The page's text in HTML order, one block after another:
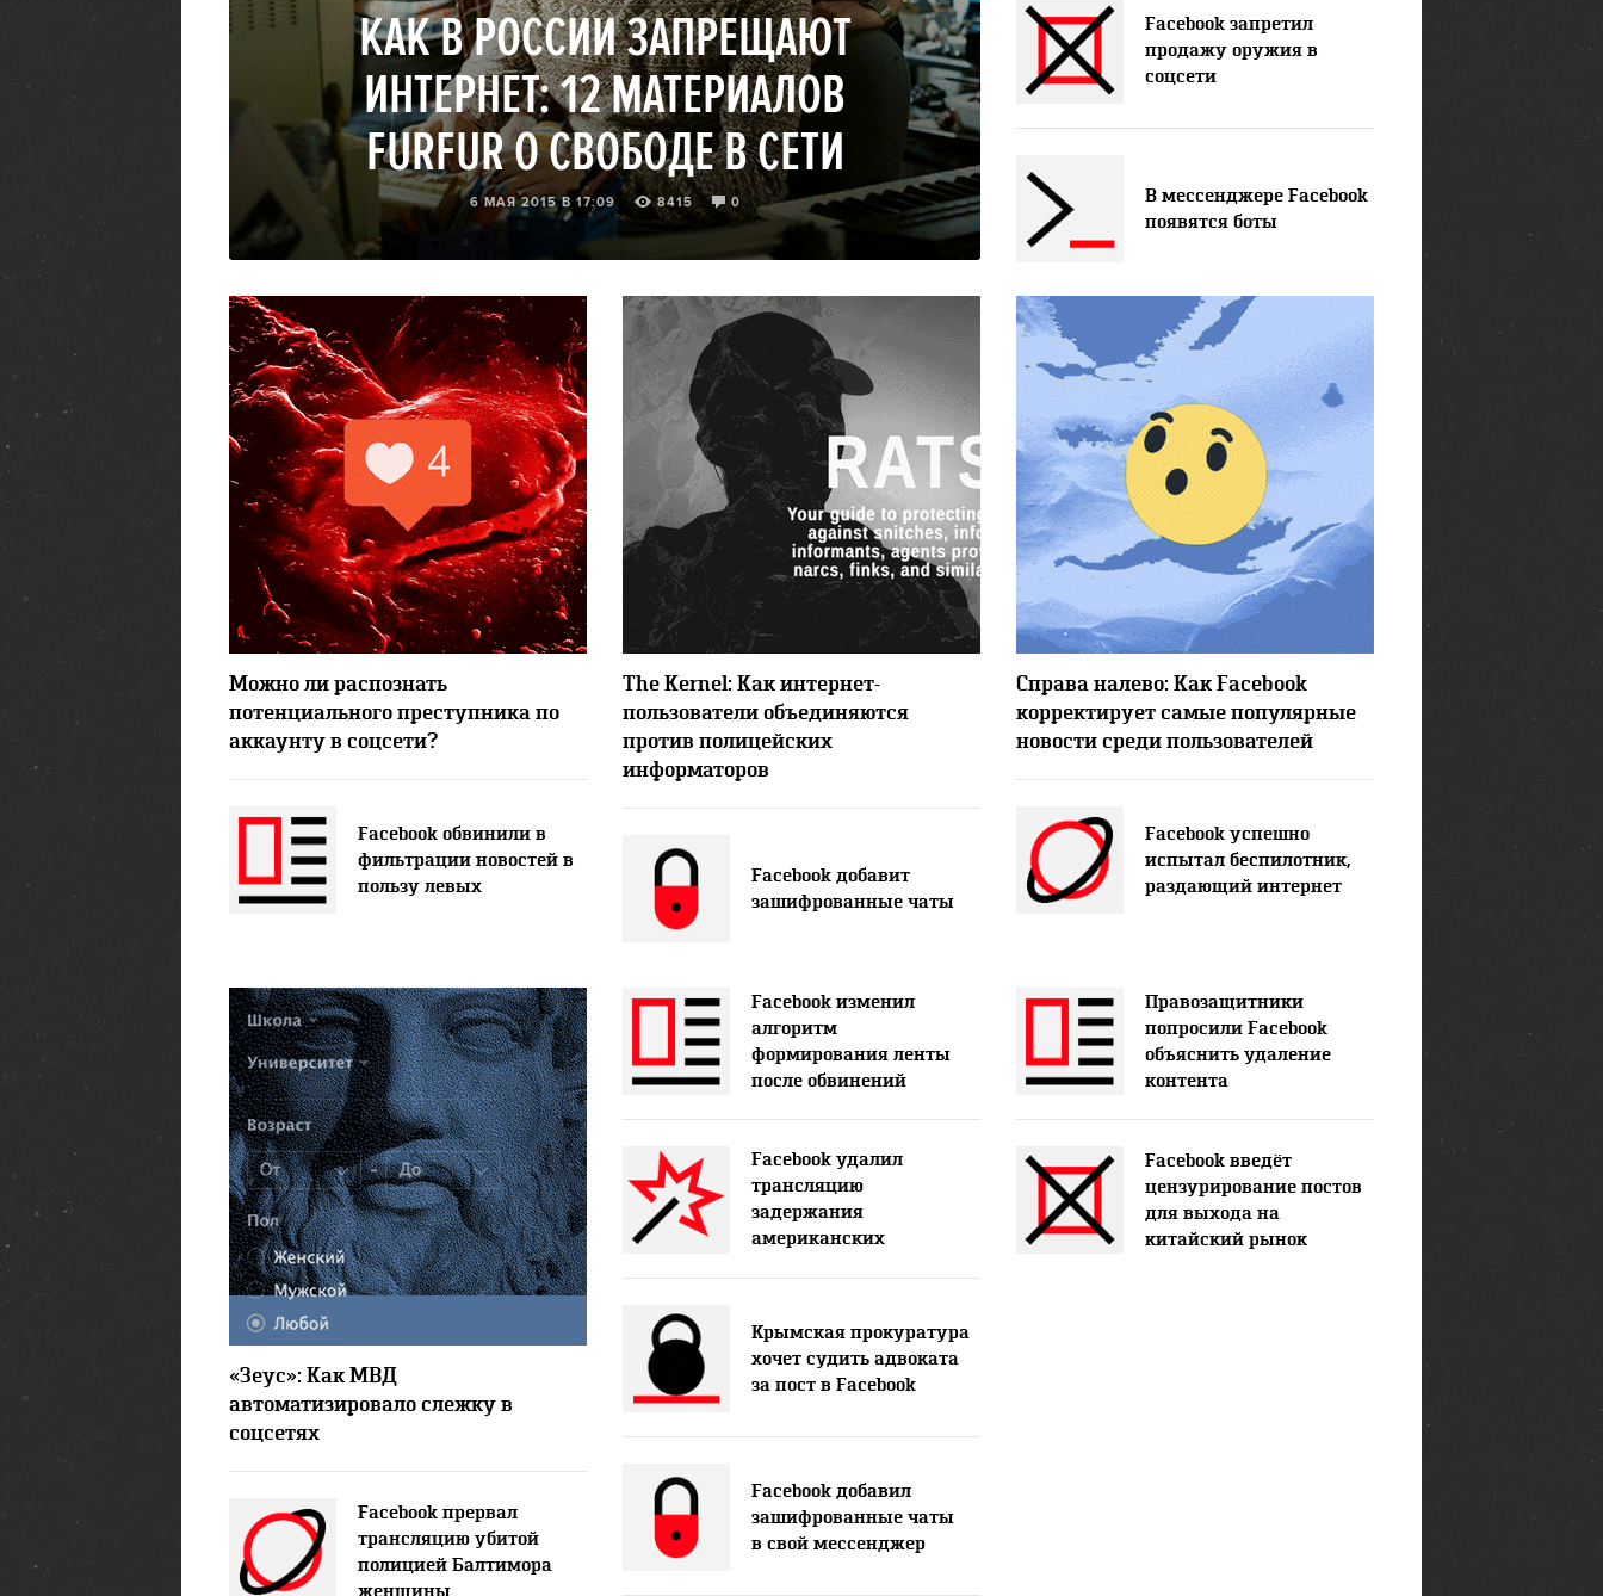
КАК В РОССИИ ЗАПРЕЩАЮТ
ИНТЕРНЕТ: 12 МАТЕРИАЛОВ
FURFUR О СВОБОДЕ В СЕТИ
6 МАЯ 2015 В 17:09 8415 0
Facebook запретил
продажу оружия в
соцсети
В мессенджере Facebook
появятся боты
Можно ли распознать
потенциального преступника по
аккаунту в соцсети?
Facebook обвинили в
фильтрации новостей в
пользу левых
The Kernel: Как интернет-
пользователи объединяются
против полицейских
информаторов
Facebook добавит
зашифрованные чаты
Справа налево: Как Facebook
корректирует самые популярные
новости среди пользователей
Facebook успешно
испытал беспилотник,
раздающий интернет
«Зеус»: Как МВД
автоматизировало слежку в
соцсетях
Facebook прервал
трансляцию убитой
полицией Балтимора
женщины
Facebook изменил
алгоритм
формирования ленты
после обвинений
Facebook удалил
трансляцию
задержания
американских
Крымская прокуратура
хочет судить адвоката
за пост в Facebook
Facebook добавил
зашифрованные чаты
в свой мессенджер
Правозащитники
попросили Facebook
объяснить удаление
контента
Facebook введёт
цензурирование постов
для выхода на
китайский рынок